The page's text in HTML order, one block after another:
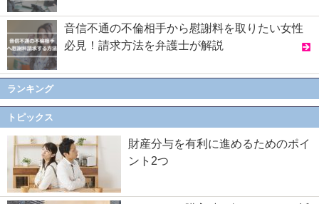
音信不通の不倫相手から慰謝料を取りたい女性
必見！請求方法を弁護士が解説
ランキング
トピックス
財産分与を有利に進めるためのポイ
ント2つ